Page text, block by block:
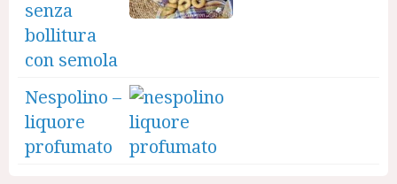
senza
bollitura
con semola
Nespolino –
liquore
profumato